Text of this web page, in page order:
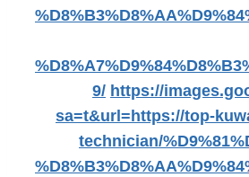
9/ https://
sa=t&url=https://top-
technician/